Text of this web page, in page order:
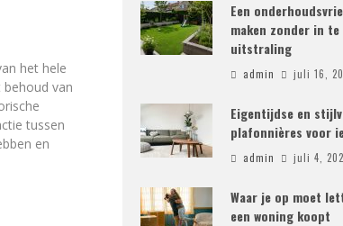
het hele
van
tussen
en
Een
maken zonder in te
uitstraling
admin juli 16,
Eigentijdse en
plafonnières voor
admin juli 4,
Waar je op moet
een woning koopt